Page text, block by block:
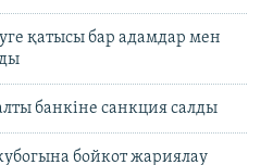
қатысы бар адамдар мен
банкіне санкция салды
бойкот жариялау